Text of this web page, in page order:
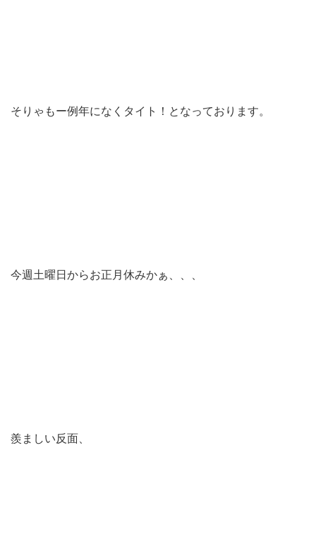
そりゃもー例年になくタイト！となっております。
今週土曜日からお正月休みかぁ、、、
羨ましい反面、